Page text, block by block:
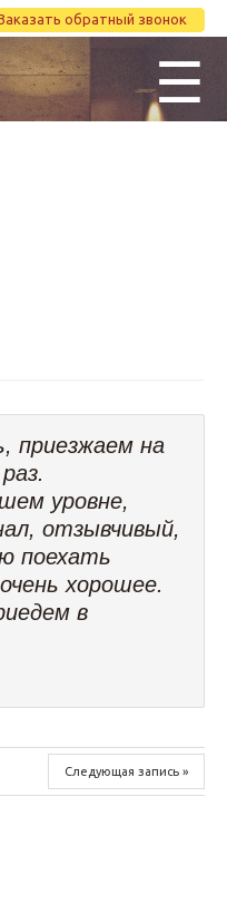
обратный звонок
☰
приезжаем на
уровне,
отзывчивый,
поехать
хорошее.
в
Следующая запись »